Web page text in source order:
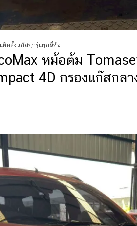
ติดตั้งแก๊สทุกรุ่นทุกยี่ห้อ
หม้อต้ม
4D กรองแก๊สกล